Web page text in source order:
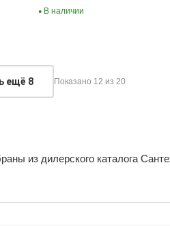
● В наличии
ещё 8 Показано 12 из 20
из дилерского каталога